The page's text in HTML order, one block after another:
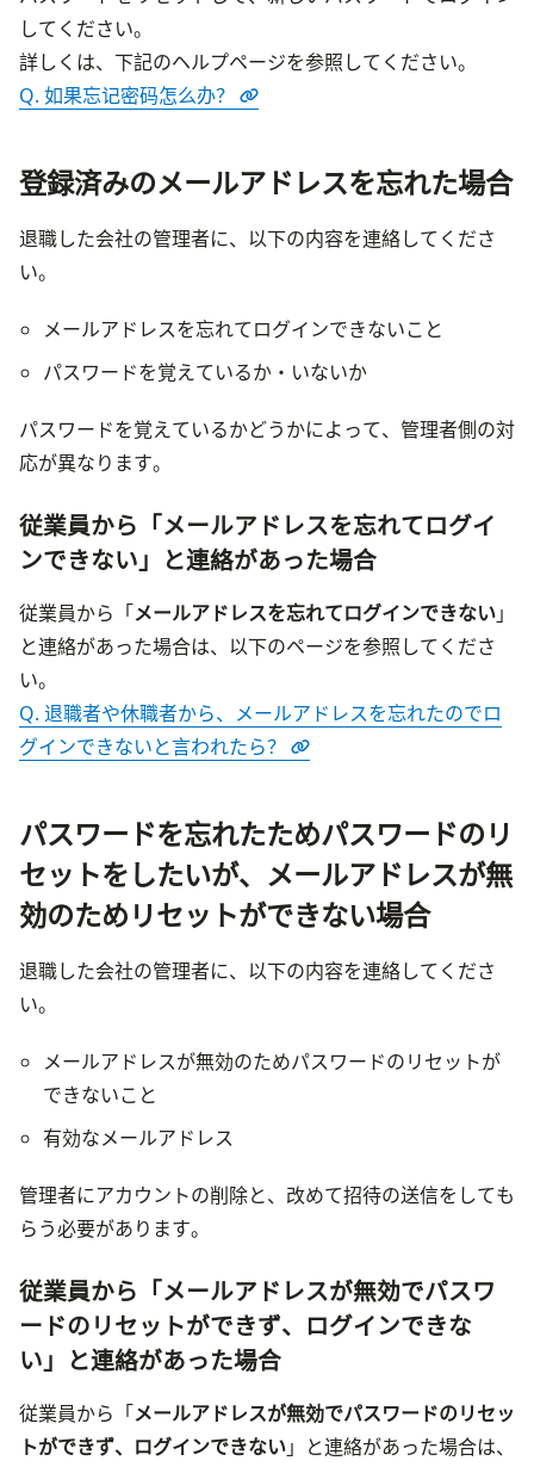
してください。
詳しくは、下記のヘルプページを参照してください。
Q. 如果忘记密码怎么办？
登録済みのメールアドレスを忘れた場合
退職した会社の管理者に、以下の内容を連絡してくださ
い。
メールアドレスを忘れてログインできないこと
パスワードを覚えているか・いないか
パスワードを覚えているかどうかによって、管理者側の対
応が異なります。
従業員から「メールアドレスを忘れてログイ
ンできない」と連絡があった場合
従業員から「メールアドレスを忘れてログインできない」
と連絡があった場合は、以下のページを参照してくださ
Q. 退職者や休職者から、メールアドレスを忘れたのでロ
グインできないと言われたら？
パスワードを忘れたためパスワードのリ
セットをしたいが、メールアドレスが無
効のためリセットができない場合
退職した会社の管理者に、以下の内容を連絡してくださ
い。
メールアドレスが無効のためパスワードのリセットが
できないこと
有効なメールアドレス
管理者にアカウントの削除と、改めて招待の送信をしても
らう必要があります。
従業員から「メールアドレスが無効でパスワ
ードのリセットができず、ログインできな
い」と連絡があった場合
従業員から「メールアドレスが無効でパスワードのリセッ
トができず、ログインできない」と連絡があった場合は、